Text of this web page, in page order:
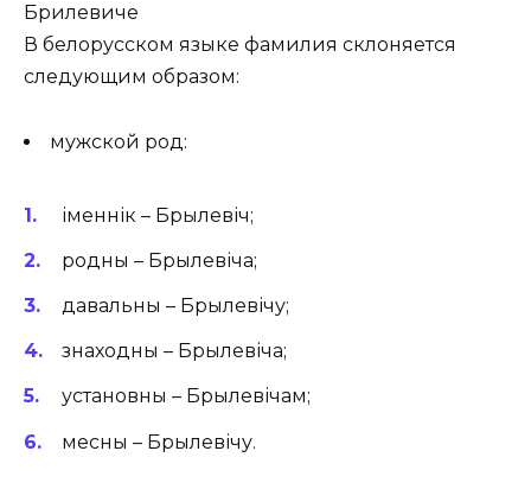
Брилевиче
В белорусском языке фамилия склоняется
следующим образом:
мужской род:
іменнік – Брылевіч;
родны – Брылевіча;
давальны – Брылевічу;
знаходны – Брылевіча;
установны – Брылевічам;
месны – Брылевічу.